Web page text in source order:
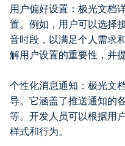
用户偏好设置：极光文档
置。例如，用户可以选择
音时段，以满足个人需求
解用户设置的重要性，并
个性化消息通知：极光文
导。它涵盖了推送通知的
等。开发人员可以根据用
样式和行为。